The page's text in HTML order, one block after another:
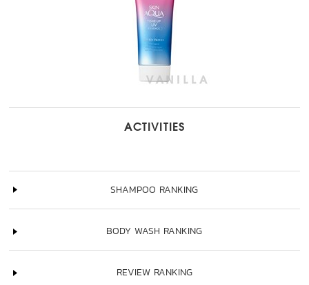
ACTIVITIES
SHAMPOO RANKING
BODY WASH RANKING
REVIEW RANKING